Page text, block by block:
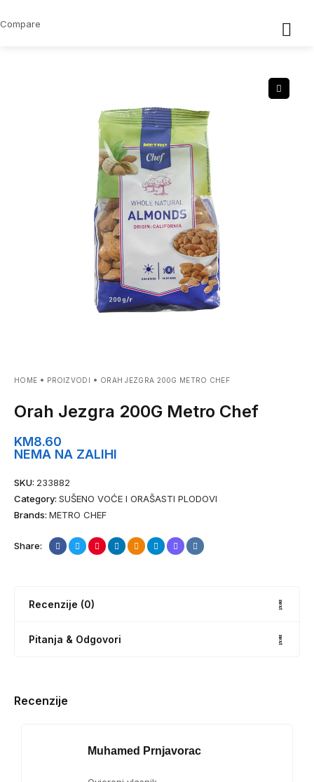
HOME PROIZVODI ORAH JEZGRA 200G METRO CHEF
Orah Jezgra 200G Metro Chef
KM8.60
NEMA NA ZALIHI
SKU: 233882
Category: SUŠENO VOĆE I ORAŠASTI PLODOVI
Brands: METRO CHEF
Share:
Recenzije (0)
Pitanja & Odgovori
Recenzije
Muhamed Prnjavorac
Compare